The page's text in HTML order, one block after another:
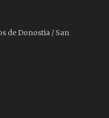
de Donostia / San